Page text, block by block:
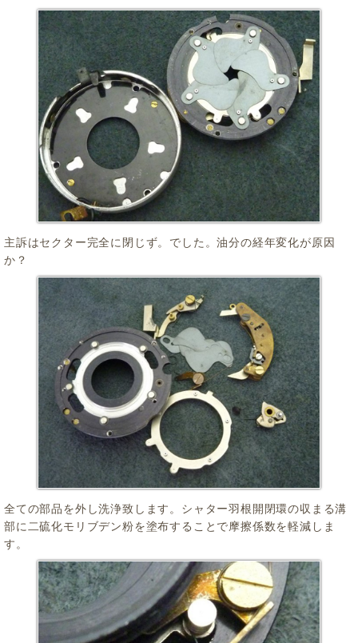
主訴はセクター完全に閉じず。でした。油分の経年変化が原因
か？
全ての部品を外し洗浄致します。シャター羽根開閉環の収まる溝
部に二硫化モリブデン粉を塗布することで摩擦係数を軽減しま
す。